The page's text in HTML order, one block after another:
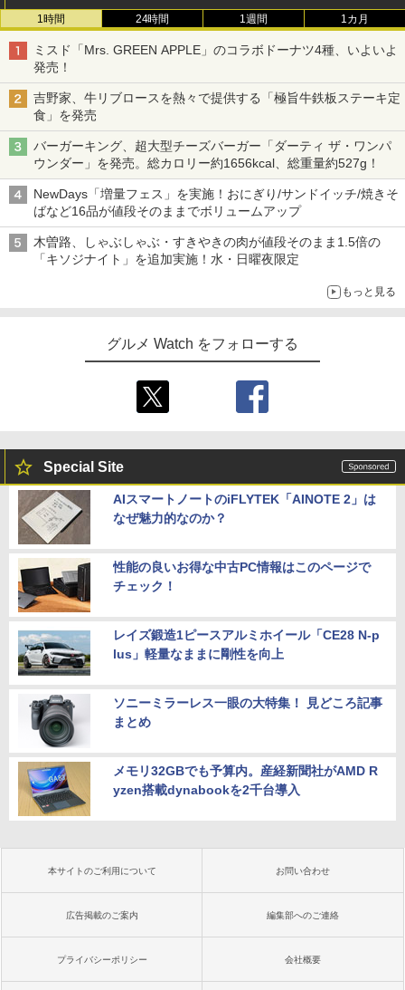
1時間 24時間 1週間 1カ月
ミスド「Mrs. GREEN APPLE」のコラボドーナツ4種、いよいよ
発売！
吉野家、牛リブロースを熱々で提供する「極旨牛鉄板ステーキ定
食」を発売
バーガーキング、超大型チーズバーガー「ダーティ ザ・ワンパ
ウンダー」を発売。総カロリー約1656kcal、総重量約527g！
NewDays「増量フェス」を実施！おにぎり/サンドイッチ/焼きそ
ばなど16品が値段そのままでボリュームアップ
木曽路、しゃぶしゃぶ・すきやきの肉が値段そのまま1.5倍の
「キソジナイト」を追加実施！水・日曜夜限定
もっと見る
グルメ Watch をフォローする
Special Site
AIスマートノートのiFLYTEK「AINOTE 2」は
なぜ魅力的なのか？
性能の良いお得な中古PC情報はこのページで
チェック！
レイズ鍛造1ピースアルミホイール「CE28 N-p
lus」軽量なままに剛性を向上
ソニーミラーレス一眼の大特集！ 見どころ記事
まとめ
メモリ32GBでも予算内。産経新聞社がAMD R
yzen搭載dynabookを2千台導入
本サイトのご利用について お問い合わせ
広告掲載のご案内 編集部へのご連絡
プライバシーポリシー 会社概要